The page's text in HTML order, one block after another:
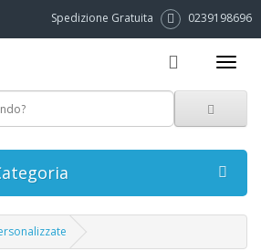
Spedizione Gratuita 0239198696